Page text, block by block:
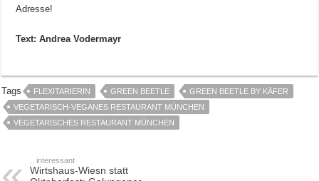
Adresse!
Text: Andrea Vodermayr
Tags FLEXITARIERIN GREEN BEETLE
GREEN BEETLE BY KÄFER
VEGETARISCH-VEGANES RESTAURANT MÜNCHEN
VEGETARISCHES RESTAURANT MÜNCHEN
.. interessant
Wirtshaus-Wiesn statt